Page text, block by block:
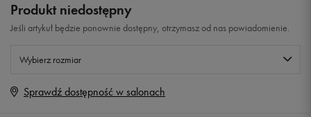
Produkt niedostępny
Jeśli artykuł będzie ponownie dostępny, otrzymasz od nas powiadomienie.
Wybierz rozmiar
Rozmiary EU
Sprawdź dostępność w salonach